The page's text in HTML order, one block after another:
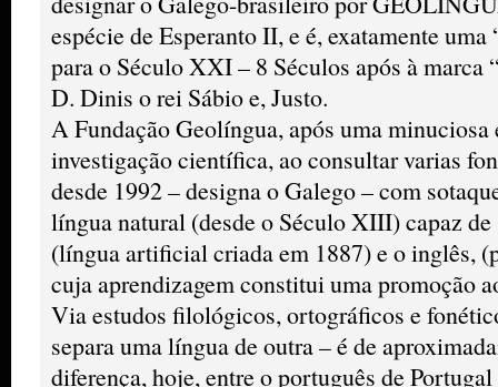
espécie de Esperanto II, e é, exatamente uma
para o Século XXI – 8 Séculos após à marca
D. Dinis o rei Sábio e, Justo.
A Fundação Geolíngua, após uma minuciosa
investigação científica, ao consultar varias
desde 1992 – designa o Galego – com
língua natural (desde o Século XIII) capaz
(língua artificial criada em 1887) e o inglês,
cuja aprendizagem constitui uma promoção
Via estudos filológicos, ortográficos e
separa uma língua de outra – é de
diferença, hoje, entre o português de